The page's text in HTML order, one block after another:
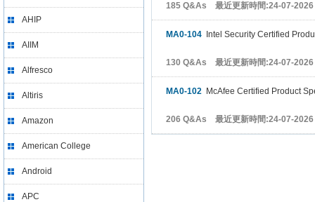
AHIP
AIIM
Alfresco
Altiris
Amazon
American College
Android
APC
185 Q&As 最近更新時間:24-07-2026
MA0-104 Intel Security Certified
130 Q&As 最近更新時間:24-07-2026
MA0-102 McAfee Certified Product
206 Q&As 最近更新時間:24-07-2026